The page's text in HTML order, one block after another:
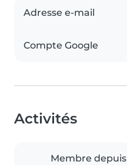
Adresse e-mail
Compte Google
Activités
Membre depuis